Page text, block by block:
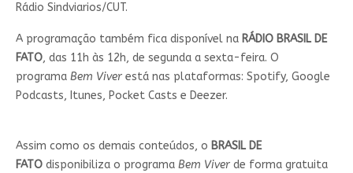
Rádio Sindviarios/CUT.
A programação também fica disponível na RÁDIO BRASIL DE
FATO, das 11h às 12h, de segunda a sexta-feira. O
programa Bem Viverestá nas plataformas: Spotify, Google
Podcasts, Itunes, Pocket Casts e Deezer.
Assim como os demais conteúdos, o BRASIL DE
FATOdisponibiliza o programa Bem Viverde forma gratuita